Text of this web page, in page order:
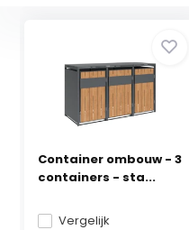
Container ombouw - 3
containers - sta...
Vergelijk